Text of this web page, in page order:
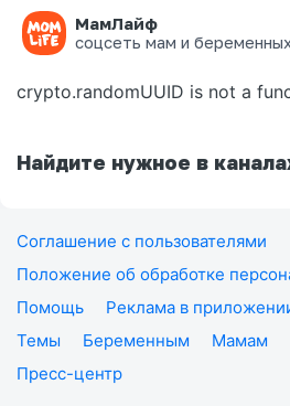
МамЛайф
соцсеть мам и
Ошибка на
crypto.randomUUID is not a
Найдите нужное в
Соглашение с пользователями
Положение об обработке
Помощь
Реклама в
Темы
Беременным Мамам
Пресс-центр